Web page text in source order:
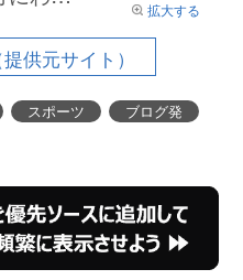
拡大する
提供元サイト）
スポーツ
ブログ発